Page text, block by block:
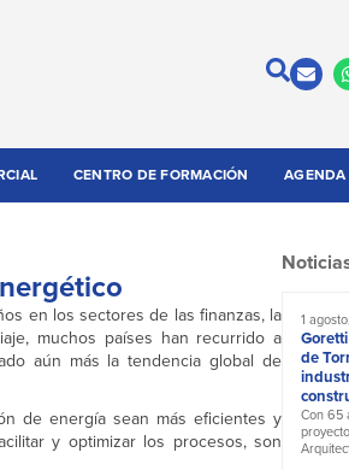
CENTRO DE FORMACIÓN AGENDA
en los sectores de las finanzas, la
muchos países han recurrido a
aún más la tendencia global de
de energía sean más eficientes y
y optimizar los procesos, son
1
de
Con 65